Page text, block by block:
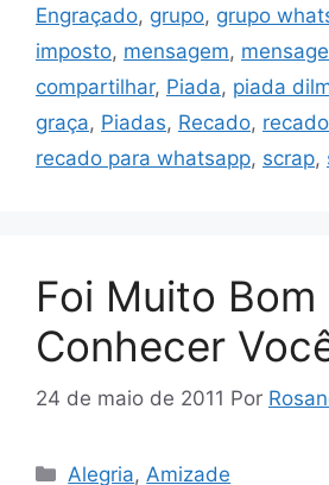
Engraçado, grupo, grupo
imposto, mensagem,
compartilhar, Piada, piada
graça, Piadas, Recado,
recado para whatsapp, scrap,
Foi Muito Bom
Conhecer
24 de maio de 2011 Por
Categorias
Alegria,Amizade